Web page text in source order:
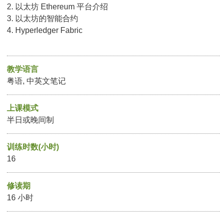
2. 以太坊 Ethereum 平台介绍
3. 以太坊的智能合约
4. Hyperledger Fabric
教学语言
粤语, 中英文笔记
上课模式
半日或晚间制
训练时数(小时)
16
修读期
16 小时